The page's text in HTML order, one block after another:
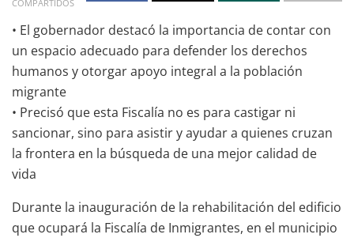
COMPARTIDOS
• El gobernador destacó la importancia de contar con
un espacio adecuado para defender los derechos
humanos y otorgar apoyo integral a la población
migrante
• Precisó que esta Fiscalía no es para castigar ni
sancionar, sino para asistir y ayudar a quienes cruzan
la frontera en la búsqueda de una mejor calidad de
vida
Durante la inauguración de la rehabilitación del edificio
que ocupará la Fiscalía de Inmigrantes, en el municipio